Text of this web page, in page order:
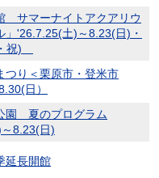
サマーナイトアクアリウ
'26.7.25(土)～8.23(日)・
祝)
つり＜栗原市・登米市
日）
園 夏のプログラム
8.23(日)
延長開館